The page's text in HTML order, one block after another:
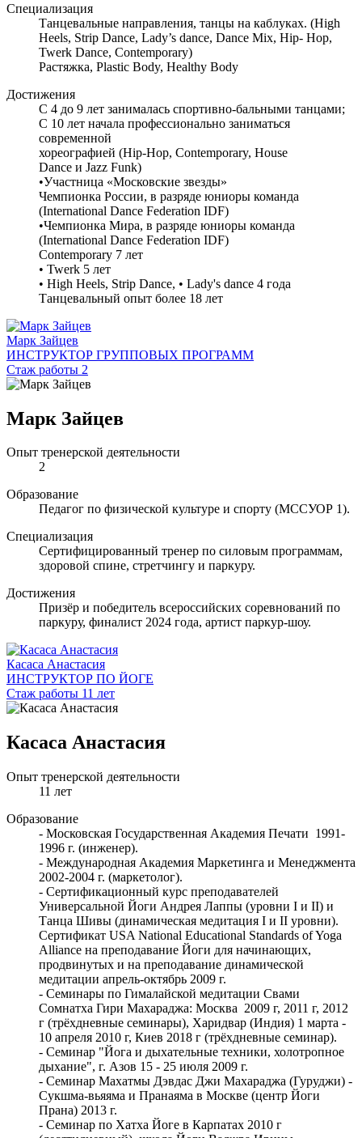
Специализация
Танцевальные направления, танцы на каблуках. (High
Heels, Strip Dance, Lady’s dance, Dance Mix, Hip- Hop,
Twerk Dance, Contemporary)
Растяжка, Plastic Body, Healthy Body
Достижения
С 4 до 9 лет занималась спортивно-бальными танцами;
С 10 лет начала профессионально заниматься
современной
хореографией (Hip-Hop, Contemporary, House
Dance и Jazz Funk)
•Участница «Московские звезды»
Чемпионка России, в разряде юниоры команда
(International Dance Federation IDF)
•Чемпионка Мира, в разряде юниоры команда
(International Dance Federation IDF)
Contemporary 7 лет
• Twerk 5 лет
• High Heels, Strip Dance, • Lady's dance 4 года
Танцевальный опыт более 18 лет
Марк Зайцев
ИНСТРУКТОР ГРУППОВЫХ ПРОГРАММ
Стаж работы 2
Марк Зайцев
Опыт тренерской деятельности
2
Образование
Педагог по физической культуре и спорту (МССУОР 1).
Специализация
Сертифицированный тренер по силовым программам,
здоровой спине, стретчингу и паркуру.
Достижения
Призёр и победитель всероссийских соревнований по
паркуру, финалист 2024 года, артист паркур-шоу.
Касаса Анастасия
ИНСТРУКТОР ПО ЙОГЕ
Стаж работы 11 лет
Касаса Анастасия
Опыт тренерской деятельности
11 лет
Образование
- Московская Государственная Академия Печати 1991-
1996 г. (инженер).
- Международная Академия Маркетинга и Менеджмента
2002-2004 г. (маркетолог).
- Сертификационный курс преподавателей
Универсальной Йоги Андрея Лаппы (уровни I и II) и
Танца Шивы (динамическая медитация I и II уровни).
Сертификат USA National Educational Standards of Yoga
Alliance на преподавание Йоги для начинающих,
продвинутых и на преподавание динамической
медитации апрель-октябрь 2009 г.
- Семинары по Гималайской медитации Свами
Сомнатха Гири Махараджа: Москва 2009 г, 2011 г, 2012
г (трёхдневные семинары), Харидвар (Индия) 1 марта -
10 апреля 2010 г, Киев 2018 г (трёхдневные семинар).
- Семинар "Йога и дыхательные техники, холотропное
дыхание", г. Азов 15 - 25 июля 2009 г.
- Семинар Махатмы Дэвдас Джи Махараджа (Гуруджи) -
Сукшма-вьяяма и Пранаяма в Москве (центр Йоги
Прана) 2013 г.
- Семинар по Хатха Йоге в Карпатах 2010 г